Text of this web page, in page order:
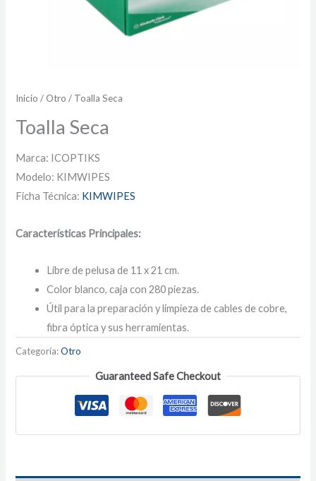
Inicio / Otro / Toalla Seca
Toalla Seca
Marca: ICOPTIKS
Modelo: KIMWIPES
Ficha Técnica: KIMWIPES
Características Principales:
Libre de pelusa de 11 x 21 cm.
Color blanco, caja con 280 piezas.
Útil para la preparación y limpieza de cables de cobre,
fibra óptica y sus herramientas.
Categoría:Otro
Guaranteed Safe Checkout